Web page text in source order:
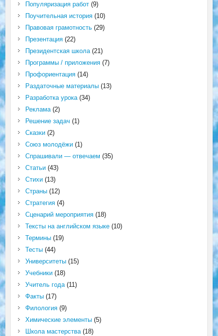
Популяризация работ(9)
Поучительная история(10)
Правовая грамотность(29)
Презентация(22)
Президентская школа(21)
Программы / приложения(7)
Профориентация(14)
Раздаточные материалы(13)
Разработка урока(34)
Реклама(2)
Решение задач (1)
Сказки(2)
Союз молодёжи(1)
Спрашивали — отвечаем (35)
Статьи(43)
Стихи(13)
Страны(12)
Стратегия(4)
Сценарий мероприятия(18)
Тексты на английском языке(10)
Термины(19)
Тесты(44)
Университеты(15)
Учебники(18)
Учитель года(11)
Факты(17)
Филология(9)
Химические элементы(5)
Школа мастерства(18)